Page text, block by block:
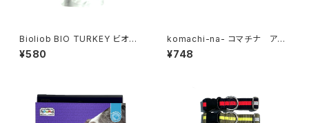
Bioliob BIO TURKEY ビオリ
オーブ ビオ ターキー 冬のごち
そうクランベリー添え
¥580
komachi-na- コマチナ アマ
ザケ＜甘酒＞
¥748